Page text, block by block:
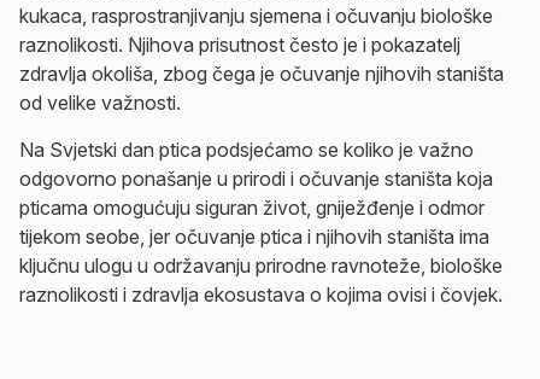
kukaca, rasprostranjivanju sjemena i očuvanju biološke
raznolikosti. Njihova prisutnost često je i pokazatelj
zdravlja okoliša, zbog čega je očuvanje njihovih staništa
od velike važnosti.
Na Svjetski dan ptica podsjećamo se koliko je važno
odgovorno ponašanje u prirodi i očuvanje staništa koja
pticama omogućuju siguran život, gniježđenje i odmor
tijekom seobe, jer očuvanje ptica i njihovih staništa ima
ključnu ulogu u održavanju prirodne ravnoteže, biološke
raznolikosti i zdravlja ekosustava o kojima ovisi i čovjek.